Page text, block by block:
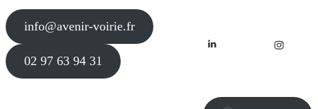
info@avenir-voirie.fr
02 97 63 94 31